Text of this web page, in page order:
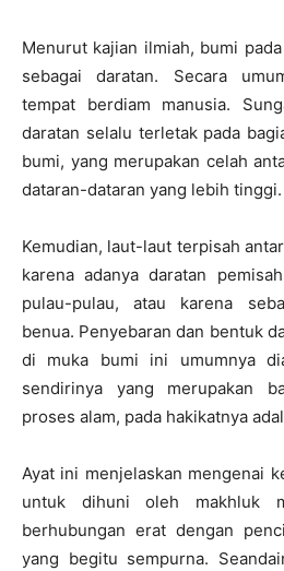
Menurut kajian ilmiah, bumi
sebagai daratan. Secara
tempat berdiam manusia.
daratan selalu terletak pada
bumi, yang merupakan celah
dataran-dataran yang lebih tinggi.
Kemudian, laut-laut terpisah
karena adanya daratan
pulau-pulau, atau karena
benua. Penyebaran dan bentuk
di muka bumi ini umumnya
sendirinya yang merupakan
proses alam, pada hakikatnya
Ayat ini menjelaskan mengenai
untuk dihuni oleh makhluk
berhubungan erat dengan
yang begitu sempurna.